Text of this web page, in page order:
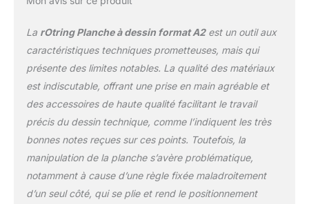
La rOtring Planche à dessin format A2est un outil aux
caractéristiques techniques prometteuses, mais qui
présente des limites notables. La qualité des matériaux
est indiscutable, offrant une prise en main agréable et
des accessoires de haute qualité facilitant le travail
précis du dessin technique, comme l’indiquent les très
bonnes notes reçues sur ces points. Toutefois, la
manipulation de la planche s’avère problématique,
notamment à cause d’une règle fixée maladroitement
d’un seul côté, qui se plie et rend le positionnement